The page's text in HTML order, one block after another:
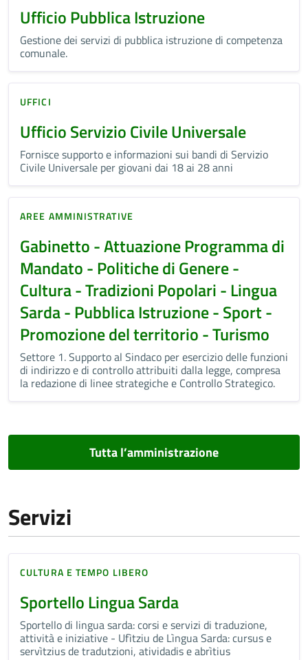
Ufficio Pubblica Istruzione
Gestione dei servizi di pubblica istruzione di competenza
comunale.
UFFICI
Ufficio Servizio Civile Universale
Fornisce supporto e informazioni sui bandi di Servizio
Civile Universale per giovani dai 18 ai 28 anni
AREE AMMINISTRATIVE
Gabinetto - Attuazione Programma di
Mandato - Politiche di Genere -
Cultura - Tradizioni Popolari - Lingua
Sarda - Pubblica Istruzione - Sport -
Promozione del territorio - Turismo
Settore 1. Supporto al Sindaco per esercizio delle funzioni
di indirizzo e di controllo attribuiti dalla legge, compresa
la redazione di linee strategiche e Controllo Strategico.
Tutta l’amministrazione
Servizi
CULTURA E TEMPO LIBERO
Sportello Lingua Sarda
Sportello di lingua sarda: corsi e servizi di traduzione,
attività e iniziative - Ufìtziu de Lìngua Sarda: cursus e
servìtzius de tradutzioni, atividadis e abrìtius